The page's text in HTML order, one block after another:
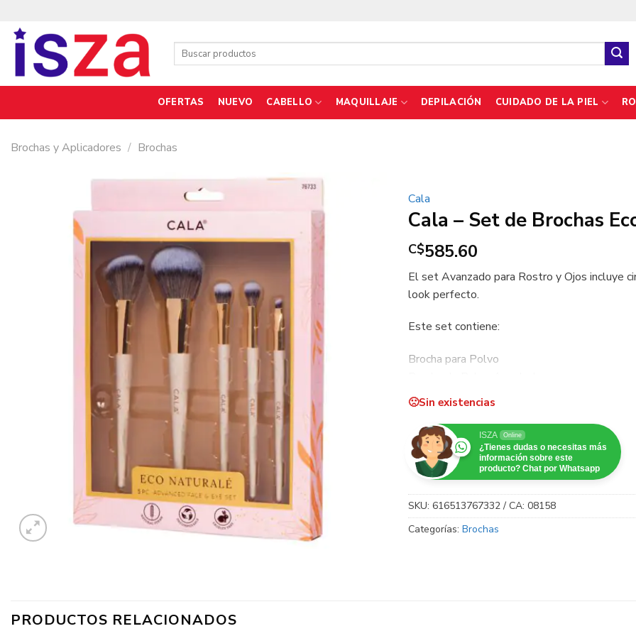
contenido
Buscar
OFERTAS NUEVO CABELLO MAQUILLAJE DEPILACIÓN CUIDADO DE LA PIEL
Brochas y Aplicadores / Brochas
Cala
Cala – Set de Brochas
C$585.60
El set Avanzado para Rostro y Ojos incluye
look perfecto.
Este set contiene:
Brocha para Polvo
Brocha Plana para Sombras de Ojos
Brocha Angulada / Brocha para Delineador
Sin existencias
ISZA Online
¿Tienes dudas o necesitas más
información sobre este
producto? Chat por Whatsapp
SKU: 616513767332 / CA: 08158
Categorías: Brochas
PRODUCTOS RELACIONADOS